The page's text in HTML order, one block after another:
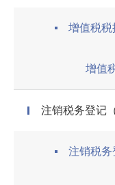
增值税税
增值
注销税务登记
注销税务